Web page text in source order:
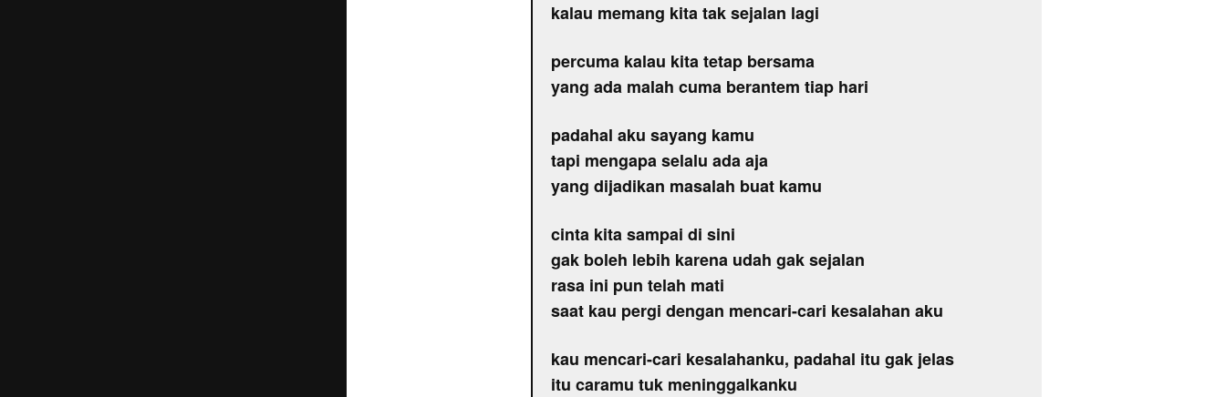
kalau memang kita tak sejalan lagi
percuma kalau kita tetap bersama
yang ada malah cuma berantem tiap hari
padahal aku sayang kamu
tapi mengapa selalu ada aja
yang dijadikan masalah buat kamu
cinta kita sampai di sini
gak boleh lebih karena udah gak sejalan
rasa ini pun telah mati
saat kau pergi dengan mencari-cari kesalahan aku
kau mencari-cari kesalahanku, padahal itu gak jelas
itu caramu tuk meninggalkanku